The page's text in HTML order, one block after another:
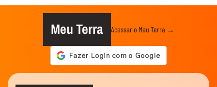
Meu Terra Acessar o Meu Terra →